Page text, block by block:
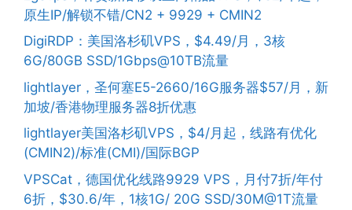
原生IP/解锁不错/CN2 + 9929 + CMIN2
DigiRDP：美国洛杉矶VPS，$4.49/月，3核
6G/80GB SSD/1Gbps@10TB流量
lightlayer，圣何塞E5-2660/16G服务器$57/月，新
加坡/香港物理服务器8折优惠
lightlayer美国洛杉矶VPS，$4/月起，线路有优化
(CMIN2)/标准(CMI)/国际BGP
VPSCat，德国优化线路9929 VPS，月付7折/年付
6折，$30.6/年，1核1G/ 20G SSD/30M@1T流量